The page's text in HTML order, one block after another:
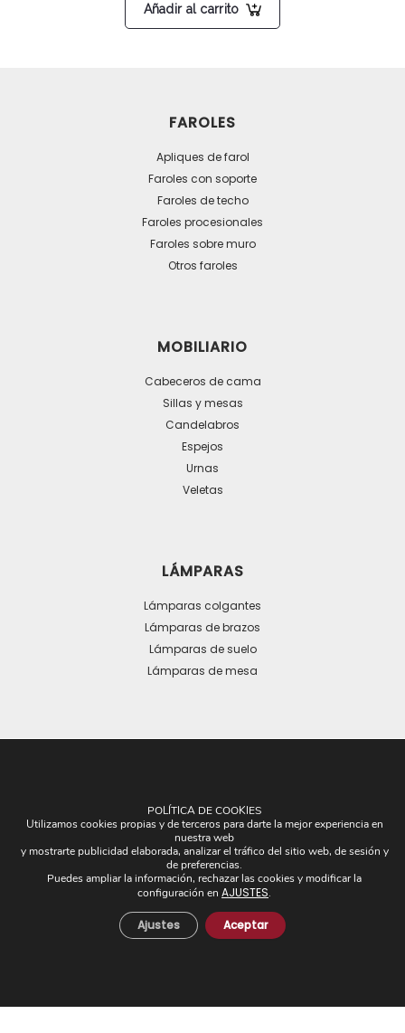
Añadir al carrito
FAROLES
Apliques de farol
Faroles con soporte
Faroles de techo
Faroles procesionales
Faroles sobre muro
Otros faroles
MOBILIARIO
Cabeceros de cama
Sillas y mesas
Candelabros
Espejos
Urnas
Veletas
LÁMPARAS
Lámparas colgantes
Lámparas de brazos
Lámparas de suelo
Lámparas de mesa
Plafones
Pantallas
Apliques de brazos
Piezas Únicas
Novedades
POLÍTICA DE COOKIES
Utilizamos cookies propias y de terceros para darte la mejor experiencia en
nuestra web
y mostrarte publicidad elaborada, analizar el tráfico del sitio web, de sesión y
de preferencias.
Puedes ampliar la información, rechazar las cookies y modificar la
configuración en AJUSTES.
Aceptar
Ajustes